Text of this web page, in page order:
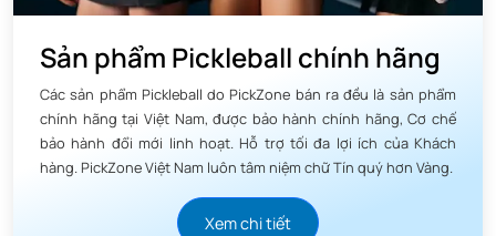
nhờ công nghệ thermoforming, nó vẫn duy trì được độ ổn
định và sức mạnh cần thiết cho các cú drive và smash. Đây
là minh chứng cho thiết kế cân bằng, đa năng mà Joola
theo đuổi.
Thiết kế hiện đại, thẩm mỹ và giá
thành cạnh tranh Vợt Joola Agassi
Edge Heat Vision
Sản phẩm Pickleball chính hãng
Các sản phẩm Pickleball do PickZone bán ra đều là sản phẩm
chính hãng tại Việt Nam, được bảo hành chính hãng, Cơ chế
bảo hành đổi mới linh hoạt. Hỗ trợ tối đa lợi ích của Khách
hàng. PickZone Việt Nam luôn tâm niệm chữ Tín quý hơn Vàng.
Xem chi tiết